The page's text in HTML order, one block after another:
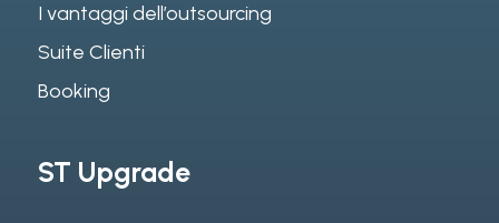
I vantaggi dell’outsourcing
Suite Clienti
Booking
ST Upgrade